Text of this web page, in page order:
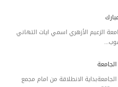
الزعيم الأزهري اسمي ايات التهاني
الانطلاقة من امام مجمع